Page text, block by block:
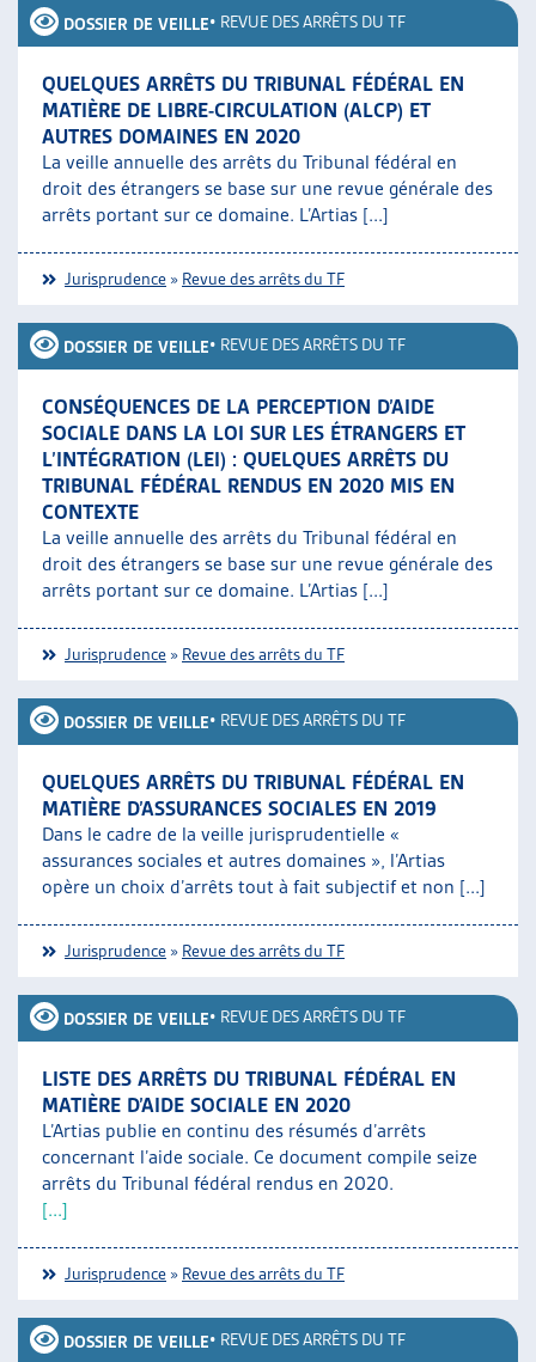
DOSSIER DE VEILLE• REVUE DES ARRÊTS DU TF
QUELQUES ARRÊTS DU TRIBUNAL FÉDÉRAL EN
MATIÈRE DE LIBRE-CIRCULATION (ALCP) ET
AUTRES DOMAINES EN 2020
La veille annuelle des arrêts du Tribunal fédéral en
droit des étrangers se base sur une revue générale des
arrêts portant sur ce domaine. L’Artias [...]
Jurisprudence » Revue des arrêts du TF
DOSSIER DE VEILLE• REVUE DES ARRÊTS DU TF
CONSÉQUENCES DE LA PERCEPTION D’AIDE
SOCIALE DANS LA LOI SUR LES ÉTRANGERS ET
L’INTÉGRATION (LEI) : QUELQUES ARRÊTS DU
TRIBUNAL FÉDÉRAL RENDUS EN 2020 MIS EN
CONTEXTE
La veille annuelle des arrêts du Tribunal fédéral en
droit des étrangers se base sur une revue générale des
arrêts portant sur ce domaine. L’Artias [...]
Jurisprudence » Revue des arrêts du TF
DOSSIER DE VEILLE• REVUE DES ARRÊTS DU TF
QUELQUES ARRÊTS DU TRIBUNAL FÉDÉRAL EN
MATIÈRE D’ASSURANCES SOCIALES EN 2019
Dans le cadre de la veille jurisprudentielle «
assurances sociales et autres domaines », l’Artias
opère un choix d’arrêts tout à fait subjectif et non [...]
Jurisprudence » Revue des arrêts du TF
DOSSIER DE VEILLE• REVUE DES ARRÊTS DU TF
LISTE DES ARRÊTS DU TRIBUNAL FÉDÉRAL EN
MATIÈRE D’AIDE SOCIALE EN 2020
L’Artias publie en continu des résumés d’arrêts
concernant l’aide sociale. Ce document compile seize
arrêts du Tribunal fédéral rendus en 2020.
[...]
Jurisprudence » Revue des arrêts du TF
DOSSIER DE VEILLE• REVUE DES ARRÊTS DU TF